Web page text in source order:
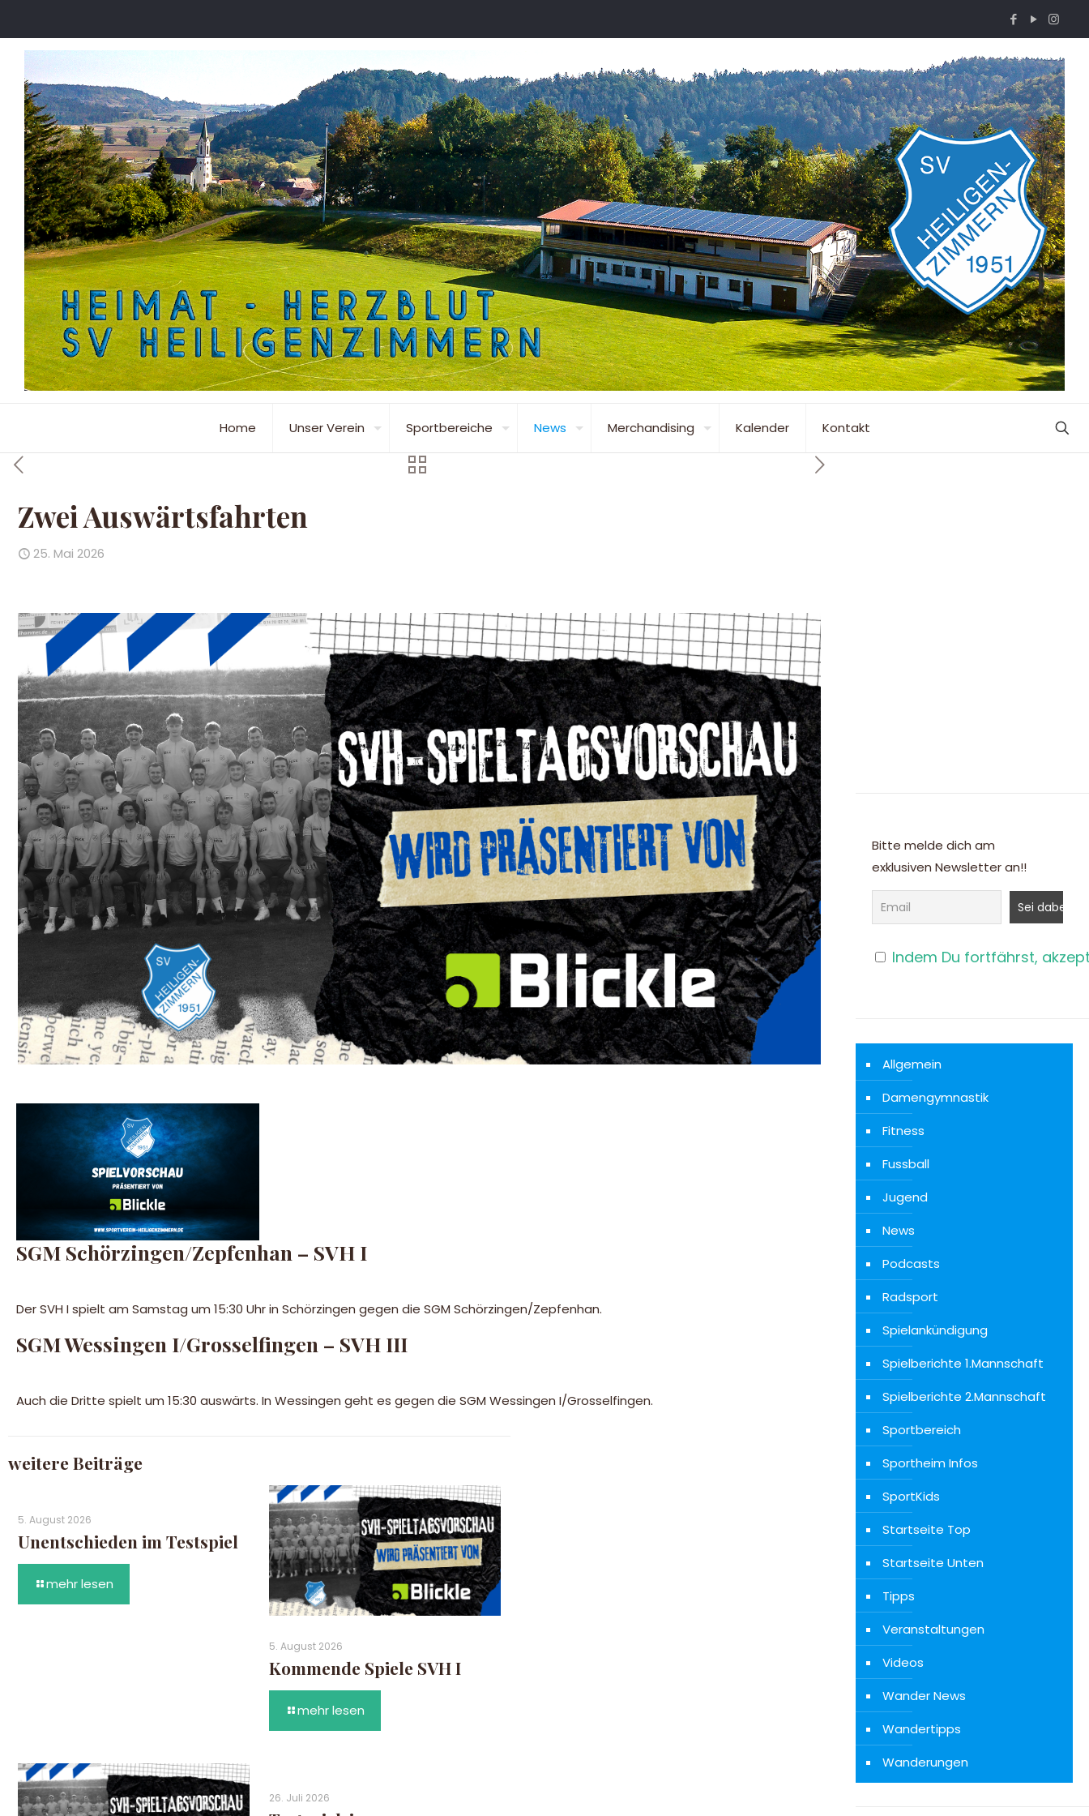
Home Unser Verein Sportbereiche News Merchandising Kalender Kontakt
Zwei Auswärtsfahrten
25. Mai 2026
SGM Schörzingen/Zepfenhan – SVH I
Der SVH I spielt am Samstag um 15:30 Uhr in Schörzingen gegen die SGM Schörzingen/Zepfenhan.
SGM Wessingen I/Grosselfingen – SVH III
Auch die Dritte spielt um 15:30 auswärts. In Wessingen geht es gegen die SGM Wessingen I/Grosselfingen.
weitere Beiträge
5. August 2026
Unentschieden im Testspiel
mehr lesen
5. August 2026
Kommende Spiele SVH I
mehr lesen
26. Juli 2026
Bitte melde dich am
exklusiven Newsletter an!!
Indem Du fortfährst,
Allgemein
Damengymnastik
Fitness
Fussball
Jugend
News
Podcasts
Radsport
Spielankündigung
Spielberichte 1.Mannschaft
Spielberichte 2.Mannschaft
Sportbereich
Sportheim Infos
SportKids
Startseite Top
Startseite Unten
Tipps
Veranstaltungen
Videos
Wander News
Wandertipps
Wanderungen